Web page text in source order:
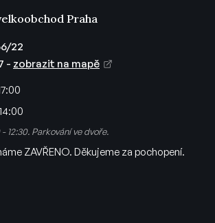
Praha
22
- zobrazit na mapě
12:30. Parkování ve dvoře.
ZAVŘENO. Děkujeme za pochopení.